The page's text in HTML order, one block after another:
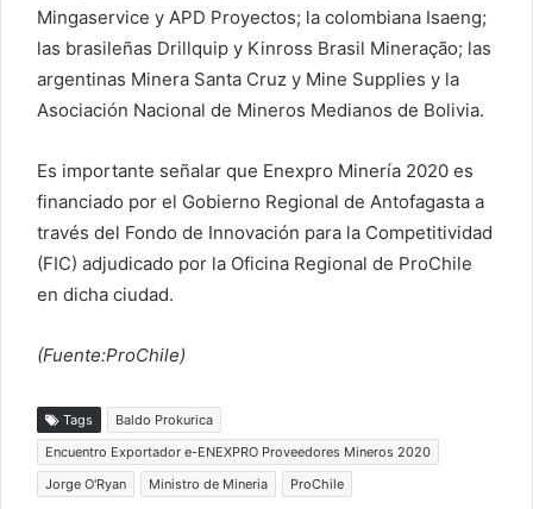
Mingaservice y APD Proyectos; la colombiana Isaeng;
las brasileñas Drillquip y Kinross Brasil Mineração; las
argentinas Minera Santa Cruz y Mine Supplies y la
Asociación Nacional de Mineros Medianos de Bolivia.
Es importante señalar que Enexpro Minería 2020 es
financiado por el Gobierno Regional de Antofagasta a
través del Fondo de Innovación para la Competitividad
(FIC) adjudicado por la Oficina Regional de ProChile
en dicha ciudad.
(Fuente:ProChile)
Tags
Baldo Prokurica
Encuentro Exportador e-ENEXPRO Proveedores Mineros 2020
Jorge O'Ryan
Ministro de Mineria ProChile